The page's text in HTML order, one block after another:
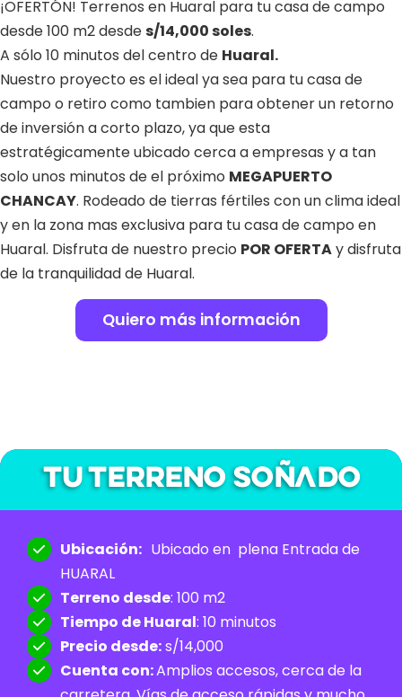
¡OFERTÓN! Terrenos en Huaral para tu casa de campo
desde 100 m2 desdes/14,000 soles.
A sólo 10 minutos del centro de Huaral.
Nuestro proyecto es el ideal ya sea para tu casa de
campo o retiro como tambien para obtener un retorno
de inversión a corto plazo, ya que esta
estratégicamente ubicado cerca a empresas y a tan
solo unos minutos de el próximo MEGAPUERTO
CHANCAY. Rodeado de tierras fértiles con un clima ideal
y en la zona mas exclusiva para tu casa de campo en
Huaral. Disfruta de nuestro precio POR OFERTAy disfruta
de la tranquilidad de Huaral.
Quiero más información
Tu terreno soñado
Ubicación: Ubicado en plena Entrada de
HUARAL
Terreno desde: 100 m2
Tiempo de Huaral: 10 minutos
Precio desde:s/14,000
Cuenta con:Amplios accesos, cerca de la